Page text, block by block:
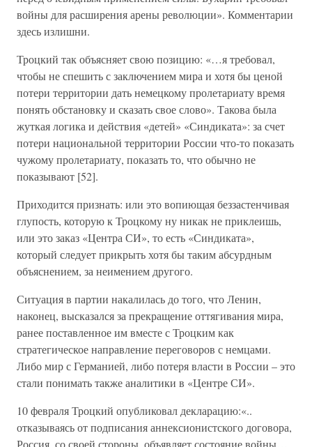
войны для расширения арены революции». Комментарии
здесь излишни.
Троцкий так объясняет свою позицию: «…я требовал,
чтобы не спешить с заключением мира и хотя бы ценой
потери территории дать немецкому пролетариату время
понять обстановку и сказать свое слово». Такова была
жуткая логика и действия «детей» «Синдиката»: за счет
потери национальной территории России что-то показать
чужому пролетариату, показать то, что обычно не
показывают [52].
Приходится признать: или это вопиющая беззастенчивая
глупость, которую к Троцкому ну никак не приклеишь,
или это заказ «Центра СИ», то есть «Синдиката»,
который следует прикрыть хотя бы таким абсурдным
объяснением, за неимением другого.
Ситуация в партии накалилась до того, что Ленин,
наконец, высказался за прекращение оттягивания мира,
ранее поставленное им вместе с Троцким как
стратегическое направление переговоров с немцами.
Либо мир с Германией, либо потеря власти в России – это
стали понимать также аналитики в «Центре СИ».
10 февраля Троцкий опубликовал декларацию:«..
отказываясь от подписания аннексионистского договора,
Россия, со своей стороны, объявляет состояние войны…